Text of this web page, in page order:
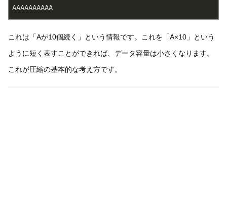
AAAAAAAAAA
これは「Aが10個続く」という情報です。これを「A×10」という
ように短く表すことができれば、データ容量は小さくなります。
これが圧縮の基本的な考え方です。